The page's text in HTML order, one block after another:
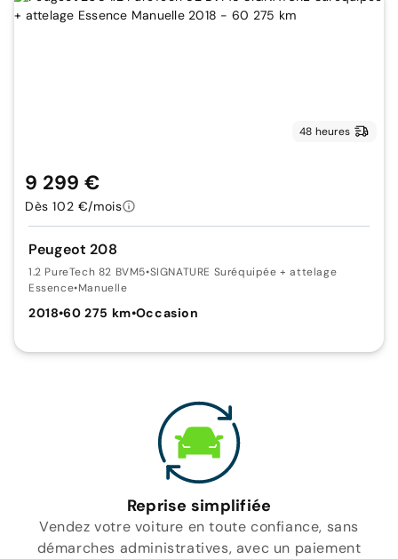
48 heures
Peugeot 208
1.2 PureTech 82 BVM5•SIGNATURE Suréquipée + attelage
Essence•Manuelle
2018•60 275 km•Occasion
9 299 €
Dès 102 €/mois
Reprise simplifiée
Vendez votre voiture en toute confiance, sans
démarches administratives, avec un paiement